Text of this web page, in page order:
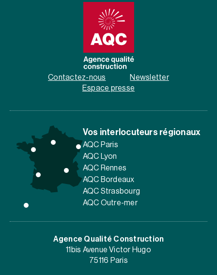
Contactez-nous
Newsletter
Espace presse
Vos interlocuteurs régionaux
AQC Paris
AQC Lyon
AQC Rennes
AQC Bordeaux
AQC Strasbourg
AQC Outre-mer
Agence Qualité Construction
11bis Avenue Victor Hugo
75116 Paris